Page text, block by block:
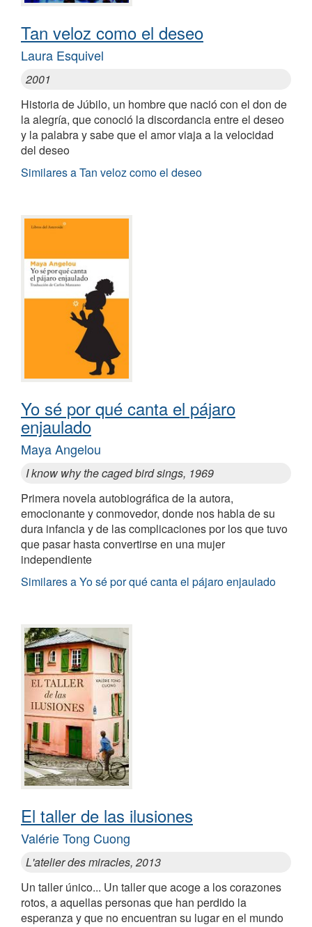
Tan veloz como el deseo
Laura Esquivel
2001
Historia de Júbilo, un hombre que nació con el don de
la alegría, que conoció la discordancia entre el deseo
y la palabra y sabe que el amor viaja a la velocidad
del deseo
Similares a Tan veloz como el deseo
Yo sé por qué canta el pájaro
enjaulado
Maya Angelou
I know why the caged bird sings, 1969
Primera novela autobiográfica de la autora,
emocionante y conmovedor, donde nos habla de su
dura infancia y de las complicaciones por los que tuvo
que pasar hasta convertirse en una mujer
independiente
Similares a Yo sé por qué canta el pájaro enjaulado
El taller de las ilusiones
Valérie Tong Cuong
L'atelier des miracles, 2013
Un taller único... Un taller que acoge a los corazones
rotos, a aquellas personas que han perdido la
esperanza y que no encuentran su lugar en el mundo